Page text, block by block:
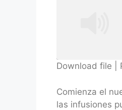
RSS FEED
LINK
Download file
Comienza el
las infusiones